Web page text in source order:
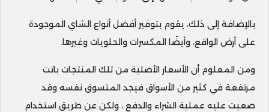
بالإضافة إلى ذلك، يقوم بتوفير أفضل أنواع الشاي الموجودة
على أرض الواقع، وأيضًا المكسرات والحلويات وغيرها.
ومن المعلوم أن الأسعار الأصلية من تلك المنتجات باتت
مرتفعة في كثير من الأسواق فيجد المتسوق نفسه وقد
صعبت عليه عملية الشراء والدفع ، ولكن عن طريق استخدام